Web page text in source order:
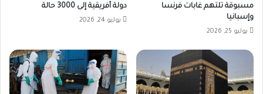
مسبوقة تلتهم غابات فرنسا
وإسبانيا
يوليو 25, 2026
دولة أفريقية إلى 3000 حالة
يوليو 24, 2026